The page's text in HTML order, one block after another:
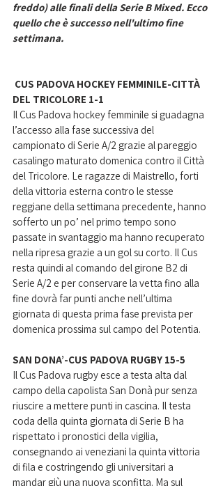
freddo) alle finali della Serie B Mixed. Ecco
quello che è successo nell'ultimo fine
settimana.
DEL TRICOLORE 1-1
Il Cus Padova hockey femminile si guadagna
l’accesso alla fase successiva del
campionato di Serie A/2 grazie al pareggio
casalingo maturato domenica contro il Città
del Tricolore. Le ragazze di Maistrello, forti
della vittoria esterna contro le stesse
reggiane della settimana precedente, hanno
sofferto un po’ nel primo tempo sono
passate in svantaggio ma hanno recuperato
nella ripresa grazie a un gol su corto. Il Cus
resta quindi al comando del girone B2 di
Serie A/2 e per conservare la vetta fino alla
fine dovrà far punti anche nell’ultima
giornata di questa prima fase prevista per
domenica prossima sul campo del Potentia.
SAN DONA’-CUS PADOVA RUGBY 15-5
Il Cus Padova rugby esce a testa alta dal
campo della capolista San Donà pur senza
riuscire a mettere punti in cascina. Il testa
coda della quinta giornata di Serie B ha
rispettato i pronostici della vigilia,
consegnando ai veneziani la quinta vittoria
di fila e costringendo gli universitari a
mandar giù una nuova sconfitta. Ma sul